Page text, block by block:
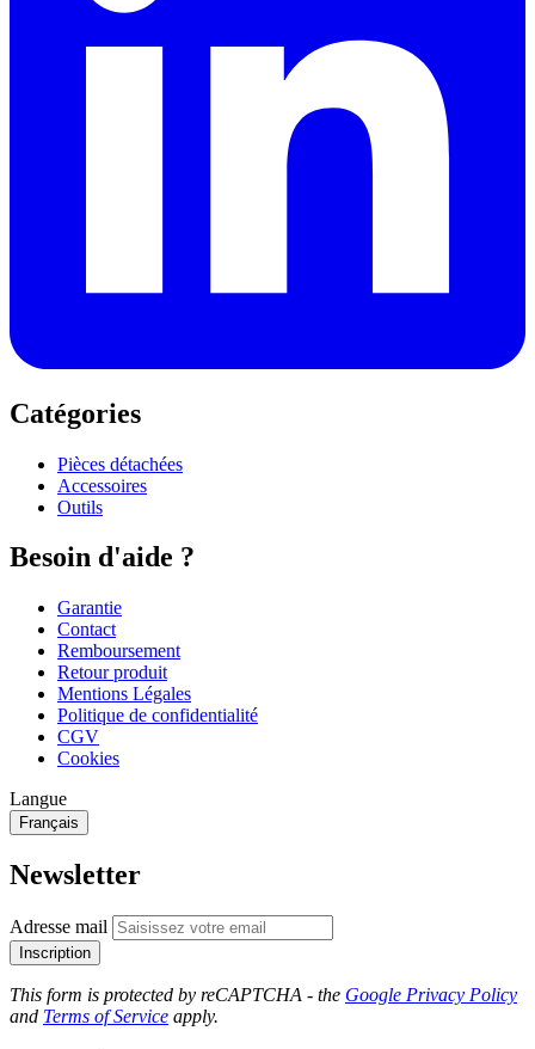
Catégories
Pièces détachées
Accessoires
Outils
Besoin d'aide ?
Garantie
Contact
Remboursement
Retour produit
Mentions Légales
Politique de confidentialité
CGV
Cookies
Langue
Français
Newsletter
Adresse mail
Inscription
This form is protected by reCAPTCHA - the Google Privacy Policy
and Terms of Service apply.